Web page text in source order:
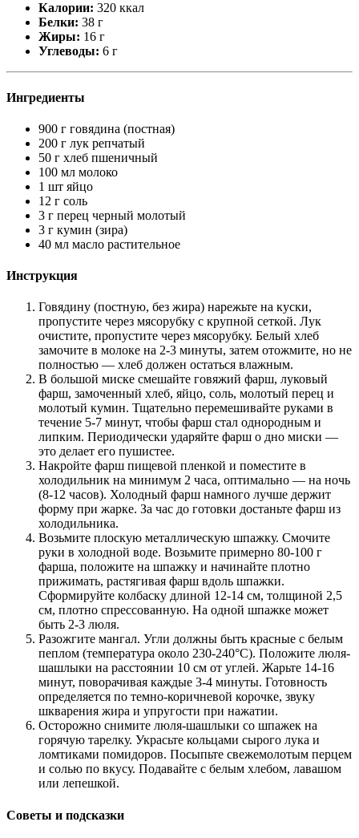
Калории: 320 ккал
Белки: 38 г
Жиры: 16 г
Углеводы: 6 г
Ингредиенты
900 г говядина (постная)
200 г лук репчатый
50 г хлеб пшеничный
100 мл молоко
1 шт яйцо
12 г соль
3 г перец черный молотый
3 г кумин (зира)
40 мл масло растительное
Инструкция
Говядину (постную, без жира) нарежьте на куски,
пропустите через мясорубку с крупной сеткой. Лук
очистите, пропустите через мясорубку. Белый хлеб
замочите в молоке на 2-3 минуты, затем отожмите, но не
полностью — хлеб должен остаться влажным.
В большой миске смешайте говяжий фарш, луковый
фарш, замоченный хлеб, яйцо, соль, молотый перец и
молотый кумин. Тщательно перемешивайте руками в
течение 5-7 минут, чтобы фарш стал однородным и
липким. Периодически ударяйте фарш о дно миски —
это делает его пушистее.
Накройте фарш пищевой пленкой и поместите в
холодильник на минимум 2 часа, оптимально — на ночь
(8-12 часов). Холодный фарш намного лучше держит
форму при жарке. За час до готовки достаньте фарш из
холодильника.
Возьмите плоскую металлическую шпажку. Смочите
руки в холодной воде. Возьмите примерно 80-100 г
фарша, положите на шпажку и начинайте плотно
прижимать, растягивая фарш вдоль шпажки.
Сформируйте колбаску длиной 12-14 см, толщиной 2,5
см, плотно спрессованную. На одной шпажке может
быть 2-3 люля.
Разожгите мангал. Угли должны быть красные с белым
пеплом (температура около 230-240°С). Положите люля-
шашлыки на расстоянии 10 см от углей. Жарьте 14-16
минут, поворачивая каждые 3-4 минуты. Готовность
определяется по темно-коричневой корочке, звуку
шкварения жира и упругости при нажатии.
Осторожно снимите люля-шашлыки со шпажек на
горячую тарелку. Украсьте кольцами сырого лука и
ломтиками помидоров. Посыпьте свежемолотым перцем
и солью по вкусу. Подавайте с белым хлебом, лавашом
или лепешкой.
Советы и подсказки